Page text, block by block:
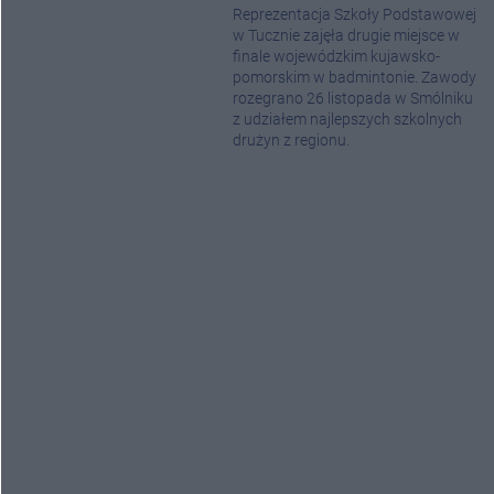
Reprezentacja Szkoły Podstawowej
w Tucznie zajęła drugie miejsce w
finale wojewódzkim kujawsko-
pomorskim w badmintonie. Zawody
rozegrano 26 listopada w Smólniku
z udziałem najlepszych szkolnych
drużyn z regionu.